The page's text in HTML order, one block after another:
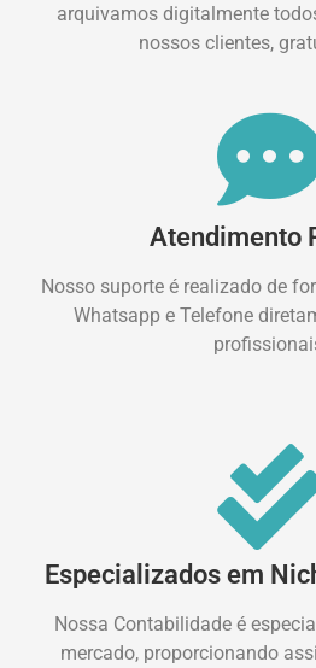
arquivamos digitalmente
nossos clientes,
Atendimento
Nosso suporte é realizado de
Whatsapp e Telefone
Especializados em
Nossa Contabilidade é
mercado, proporcionando